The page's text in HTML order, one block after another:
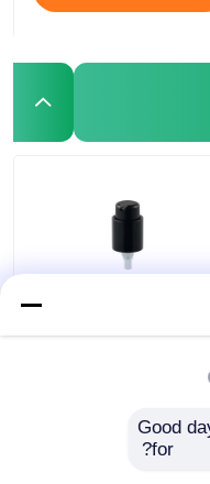
إغلاق مع مفتاح
الصحيح
افضل سعرGood
for?